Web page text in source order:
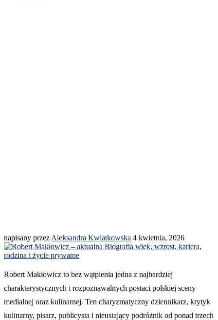
napisany przez Aleksandra Kwiatkowska 4 kwietnia, 2026
Robert Makłowicz to bez wątpienia jedna z najbardziej
charakterystycznych i rozpoznawalnych postaci polskiej sceny
medialnej oraz kulinarnej. Ten charyzmatyczny dziennikarz, krytyk
kulinarny, pisarz, publicysta i nieustający podróżnik od ponad trzech